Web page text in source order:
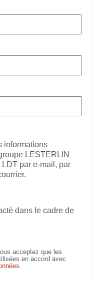
informations
LESTERLIN
par e-mail, par
dans le cadre de
acceptez que les
en accord avec
.